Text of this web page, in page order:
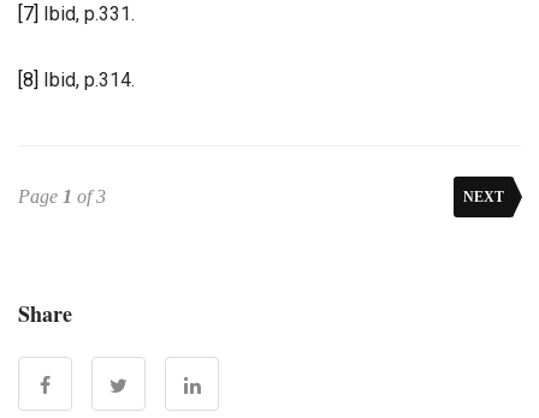
[7] Ibid, p.331.
[8] Ibid, p.314.
Page 1 of 3 NEXT
Share